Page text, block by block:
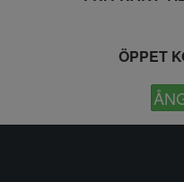
ÖPPET